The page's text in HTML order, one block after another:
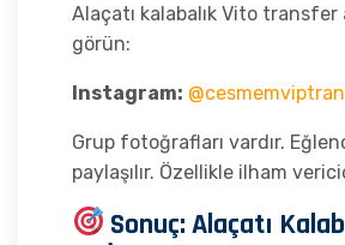
Alaçatı kalabalık Vito transfer
görün:
Instagram:
Grup fotoğrafları vardır.
paylaşılır. Özellikle ilham
Sonuç: Alaçatı